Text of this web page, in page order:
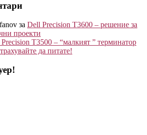
за Dell Precision T3600 – решение за
проекти
T3500 – “малкият ” терминатор
да питате!